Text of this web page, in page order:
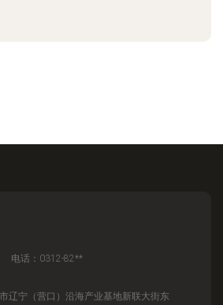
电话：0312-82**
辽宁（营口）沿海产业基地新联大街东